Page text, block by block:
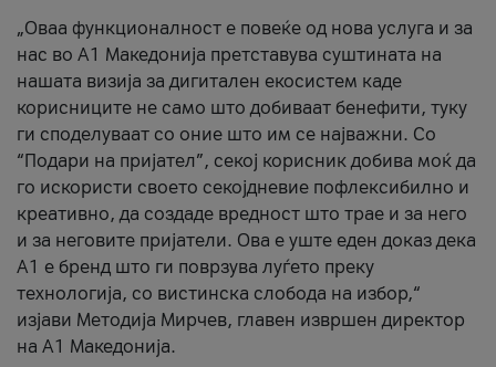
„Оваа функционалност е повеќе од нова услуга и за
нас во А1 Македонија претставува суштината на
нашата визија за дигитален екосистем каде
корисниците не само што добиваат бенефити, туку
ги споделуваат со оние што им се најважни. Со
“Подари на пријател”, секој корисник добива моќ да
го искористи своето секојдневие пофлексибилно и
креативно, да создаде вредност што трае и за него
и за неговите пријатели. Ова е уште еден доказ дека
А1 е бренд што ги поврзува луѓето преку
технологија, со вистинска слобода на избор,“
изјави Методија Мирчев, главен извршен директор
на А1 Македонија.